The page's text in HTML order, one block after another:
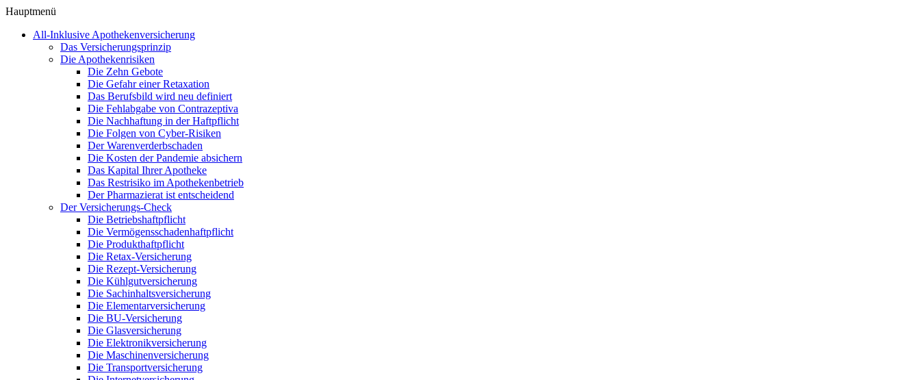
Hauptmenü
All-Inklusive Apothekenversicherung
Das Versicherungsprinzip
Die Apothekenrisiken
Die Zehn Gebote
Die Gefahr einer Retaxation
Das Berufsbild wird neu definiert
Die Fehlabgabe von Contrazeptiva
Die Nachhaftung in der Haftpflicht
Die Folgen von Cyber-Risiken
Der Warenverderbschaden
Die Kosten der Pandemie absichern
Das Kapital Ihrer Apotheke
Das Restrisiko im Apothekenbetrieb
Der Pharmazierat ist entscheidend
Der Versicherungs-Check
Die Betriebshaftpflicht
Die Vermögensschadenhaftpflicht
Die Produkthaftpflicht
Die Retax-Versicherung
Die Rezept-Versicherung
Die Kühlgutversicherung
Die Sachinhaltsversicherung
Die Elementarversicherung
Die BU-Versicherung
Die Glasversicherung
Die Elektronikversicherung
Die Maschinenversicherung
Die Transportversicherung